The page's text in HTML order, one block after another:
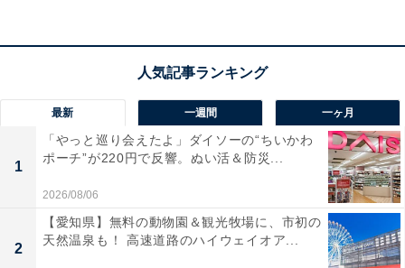
に合わせたりして、折り合いをつけていくとよさそう。
デートは、期間限定スポットへ。Ｗデートも楽しそう。
ラッキーポイント……シルバー、ショートブルゾ
ン、靴磨き、炭酸水
最新 一週間 一ヶ月
1
「やっと巡り会えたよ」ダイソーの“ちいかわ
ポーチ”が220円で反響。ぬい活＆防災...
2026/08/06
2
【愛知県】無料の動物園＆観光牧場に、市初の
天然温泉も！ 高速道路のハイウェイオア...